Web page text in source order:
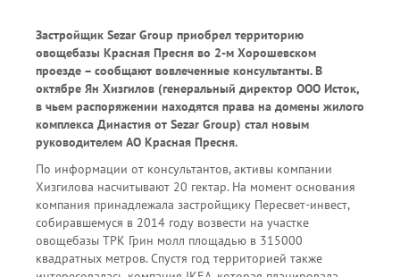
Застройщик Sezar Group приобрел территорию
овощебазы Красная Пресня во 2-м Хорошевском
проезде – сообщают вовлеченные консультанты. В
октябре Ян Хизгилов (генеральный директор ООО Исток,
в чьем распоряжении находятся права на домены жилого
комплекса Династия от Sezar Group) стал новым
руководителем АО Красная Пресня.
По информации от консультантов, активы компании
Хизгилова насчитывают 20 гектар. На момент основания
компания принадлежала застройщику Пересвет-инвест,
собиравшемуся в 2014 году возвести на участке
овощебазы ТРК Грин молл площадью в 315000
квадратных метров. Спустя год территорией также